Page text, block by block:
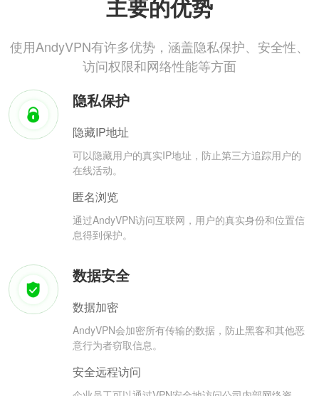
主要的优势
使用AndyVPN有许多优势，涵盖隐私保护、安全性、
访问权限和网络性能等方面
隐私保护
隐藏IP地址
可以隐藏用户的真实IP地址，防止第三方追踪用户的
在线活动。
匿名浏览
通过AndyVPN访问互联网，用户的真实身份和位置信
息得到保护。
数据安全
数据加密
AndyVPN会加密所有传输的数据，防止黑客和其他恶
意行为者窃取信息。
安全远程访问